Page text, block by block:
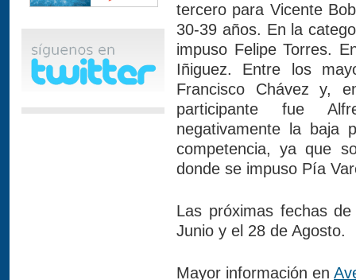
tercero para Vicente
30-39 años. En la
impuso Felipe Torres.
Iñiguez. Entre los
Francisco Chávez y,
participante fue
negativamente la baja
competencia, ya que
donde se impuso Pía
Las próximas fechas
Junio y el 28 de Agosto.
Mayor información en